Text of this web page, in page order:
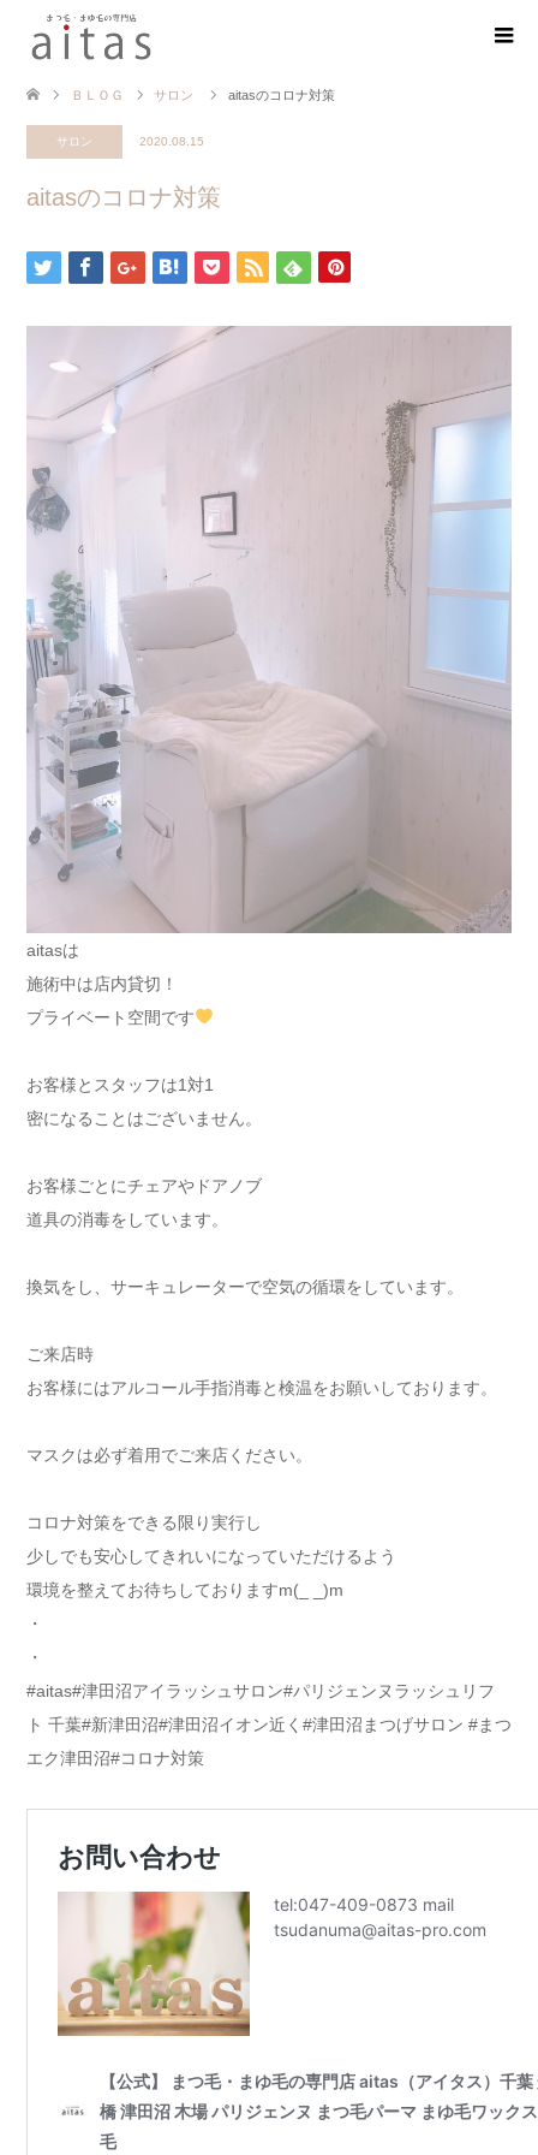
ＢＬＯＧ サロン aitasのコロナ対策
サロン 2020.08.15
aitasのコロナ対策
aitasは
施術中は店内貸切！
プライベート空間です
お客様とスタッフは1対1
密になることはございません。
お客様ごとにチェアやドアノブ
道具の消毒をしています。
換気をし、サーキュレーターで空気の循環をしています。
ご来店時
お客様にはアルコール手指消毒と検温をお願いしております。
マスクは必ず着用でご来店ください。
コロナ対策をできる限り実行し
少しでも安心してきれいになっていただけるよう
環境を整えてお待ちしておりますm(_ _)m
・
・
#aitas#津田沼アイラッシュサロン#パリジェンヌラッシュリフ
ト 千葉#新津田沼#津田沼イオン近く#津田沼まつげサロン #まつ
エク津田沼#コロナ対策